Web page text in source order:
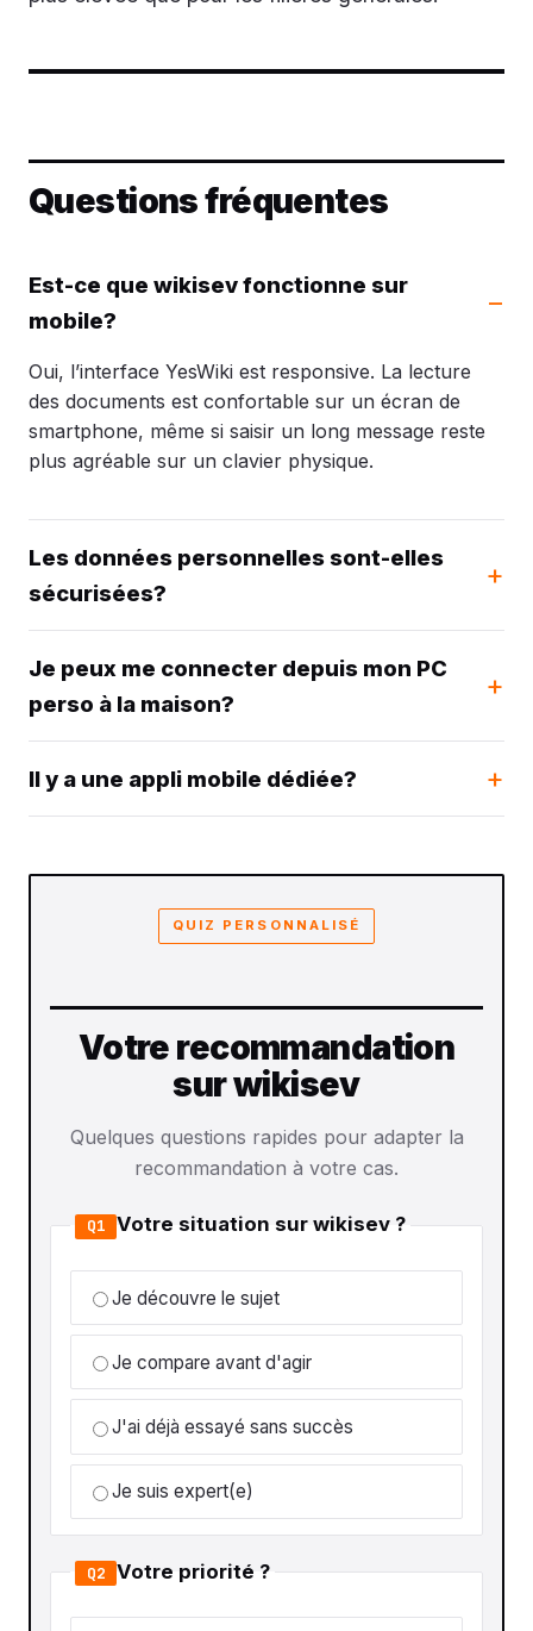
Questions fréquentes
Est-ce que wikisev fonctionne sur
mobile?
Oui, l’interface YesWiki est responsive. La lecture
des documents est confortable sur un écran de
smartphone, même si saisir un long message reste
plus agréable sur un clavier physique.
Les données personnelles sont-elles
sécurisées?
Je peux me connecter depuis mon PC
perso à la maison?
Il y a une appli mobile dédiée?
QUIZ PERSONNALISÉ
Votre recommandation
sur wikisev
Quelques questions rapides pour adapter la
recommandation à votre cas.
Q1 Votre situation sur wikisev ?
Je découvre le sujet
Je compare avant d'agir
J'ai déjà essayé sans succès
Je suis expert(e)
Q2 Votre priorité ?